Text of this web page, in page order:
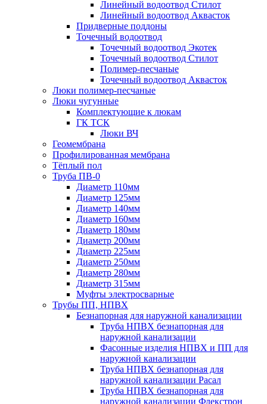
Линейный водоотвод Стилот
Линейный водоотвод Аквасток
Придверные поддоны
Точечный водоотвод
Точечный водоотвод Экотек
Точечный водоотвод Стилот
Полимер-песчаные
Точечный водоотвод Аквасток
Люки полимер-песчаные
Люки чугунные
Комплектующие к люкам
ГК ТСК
Люки ВЧ
Геомембрана
Профилированная мембрана
Тёплый пол
Труба ПВ-0
Диаметр 110мм
Диаметр 125мм
Диаметр 140мм
Диаметр 160мм
Диаметр 180мм
Диаметр 200мм
Диаметр 225мм
Диаметр 250мм
Диаметр 280мм
Диаметр 315мм
Муфты электросварные
Трубы ПП, НПВХ
Безнапорная для наружной канализации
Труба НПВХ безнапорная для
наружной канализации
Фасонные изделия НПВХ и ПП для
наружной канализации
Труба НПВХ безнапорная для
наружной канализации Расал
Труба НПВХ безнапорная для
наружной канализации Флекстрон